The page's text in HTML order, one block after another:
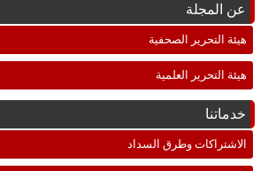
عن المجلة
هيئة التحرير الصحفية
هيئة التحرير العلمية
خدماتنا
الاشتراكات وطرق السداد